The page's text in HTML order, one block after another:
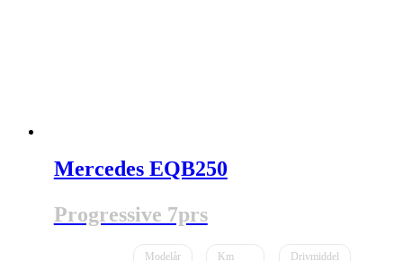
Mercedes EQB250
Progressive 7prs